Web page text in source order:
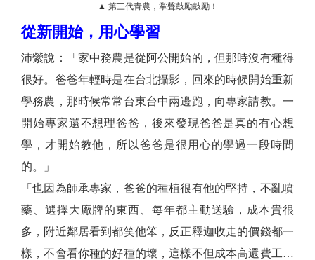
▲ 第三代青農，掌聲鼓勵鼓勵！
從新開始，用心學習
沛縈說：「家中務農是從阿公開始的，但那時沒有種得
很好。爸爸年輕時是在台北攝影，回來的時候開始重新
學務農，那時候常常台東台中兩邊跑，向專家請教。一
開始專家還不想理爸爸，後來發現爸爸是真的有心想
學，才開始教他，所以爸爸是很用心的學過一段時間
的。」
「也因為師承專家，爸爸的種植很有他的堅持，不亂噴
藥、選擇大廠牌的東西、每年都主動送驗，成本貴很
多，附近鄰居看到都笑他笨，反正釋迦收走的價錢都一
樣，不會看你種的好種的壞，這樣不但成本高還費工…